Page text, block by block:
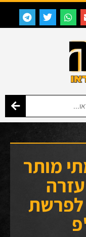
מותר
לפרשת